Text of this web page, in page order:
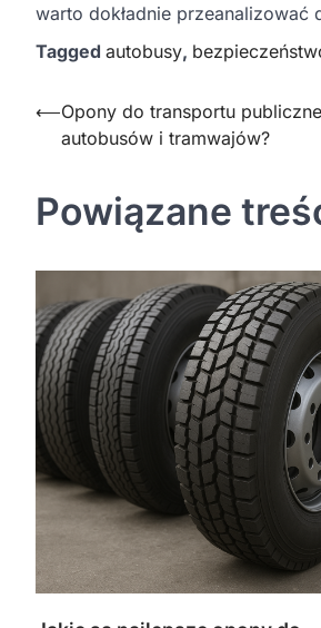
warto dokładnie przeanalizować
Tagged autobusy,
Nawigacja
wpisu
⟵Opony do transportu
autobusów i tramwajów?
Powiązane